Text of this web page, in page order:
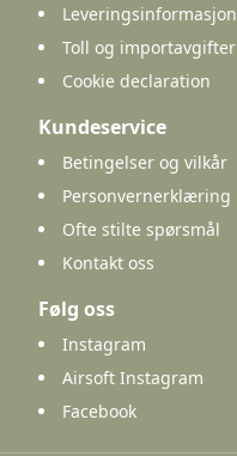
Leveringsinformasjon
Toll og importavgifter
Cookie declaration
Kundeservice
Betingelser og vilkår
Personvernerklæring
Ofte stilte spørsmål
Kontakt oss
Følg oss
Instagram
Airsoft Instagram
Facebook